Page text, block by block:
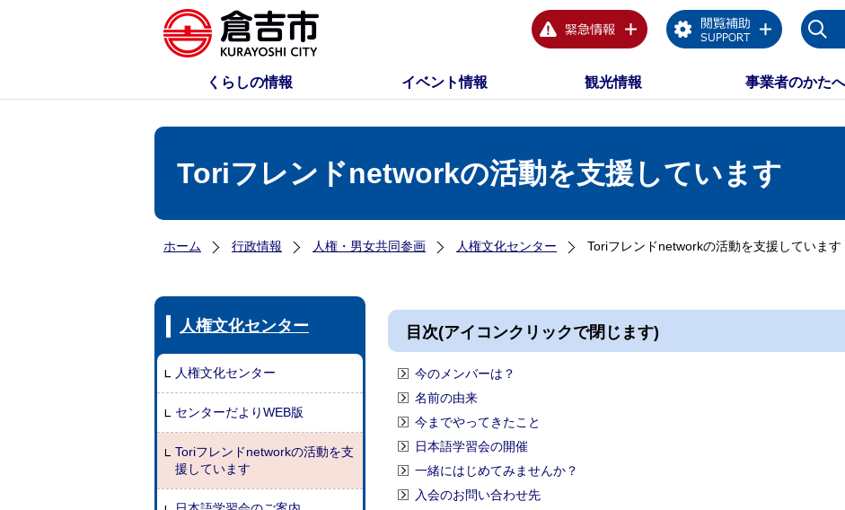
くらしの情報 イベント情報 観光情報 事業者のかたへ
Toriフレンドnetworkの活動を支援しています
ホーム 行政情報 人権・男女共同参画 人権文化センター Toriフレンドnetworkの活動を支援しています
人権文化センター
人権文化センター
センターだよりWEB版
Toriフレンドnetworkの活動を支
援しています
目次(アイコンクリックで閉じます)
今のメンバーは？
名前の由来
今までやってきたこと
日本語学習会の開催
一緒にはじめてみませんか？
入会のお問い合わせ先